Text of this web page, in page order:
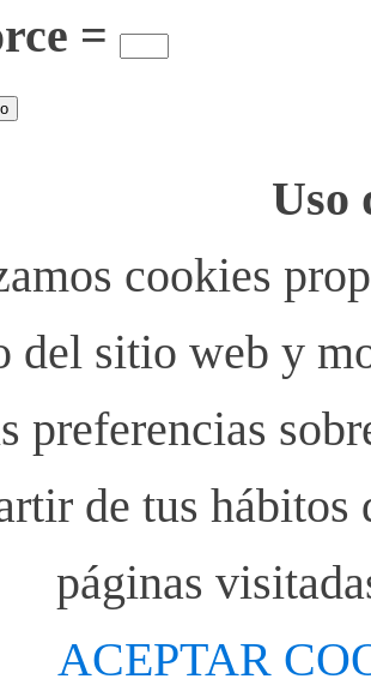
=
Uso
cookies
del sitio web y
preferencias
de tus
páginas
ACEPTAR